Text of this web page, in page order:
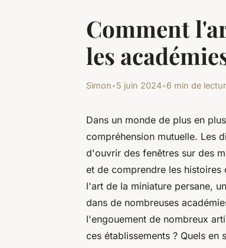
Comment
les
Simon•5 juin 2024•6 min de
Dans un monde de plus en
compréhension mutuelle. Les
d'ouvrir des fenêtres sur des
et de comprendre les histoires
l'art de la miniature persane,
dans de nombreuses
l'engouement de nombreux
ces établissements ? Quels